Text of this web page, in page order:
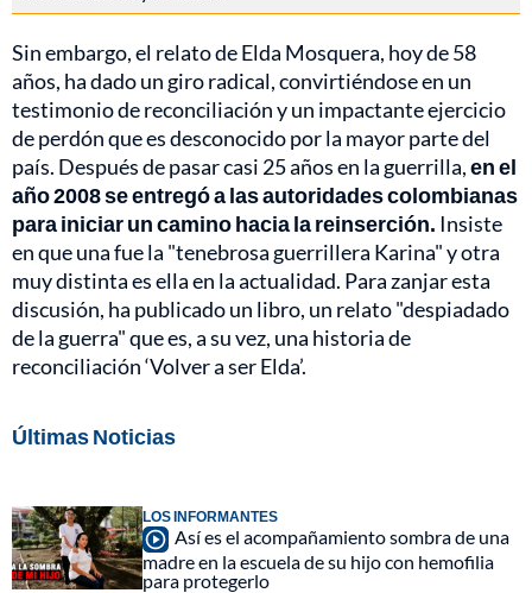
Sin embargo, el relato de Elda Mosquera, hoy de 58
años, ha dado un giro radical, convirtiéndose en un
testimonio de reconciliación y un impactante ejercicio
de perdón que es desconocido por la mayor parte del
país. Después de pasar casi 25 años en la guerrilla,en el
año 2008 se entregó a las autoridades colombianas
para iniciar un camino hacia la reinserción. Insiste
en que una fue la "tenebrosa guerrillera Karina" y otra
muy distinta es ella en la actualidad. Para zanjar esta
discusión, ha publicado un libro, un relato "despiadado
de la guerra" que es, a su vez, una historia de
reconciliación ‘Volver a ser Elda’.
Últimas Noticias
LOS INFORMANTES
Así es el acompañamiento sombra de una
madre en la escuela de su hijo con hemofilia
para protegerlo